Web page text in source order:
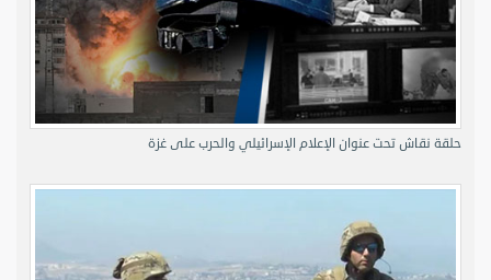
حلقة نقاش تحت عنوان الإعلام الإسرائيلي والحرب على غزة